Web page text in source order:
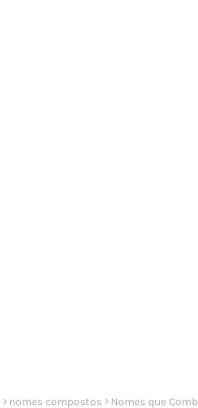
nomes compostos Nomes que